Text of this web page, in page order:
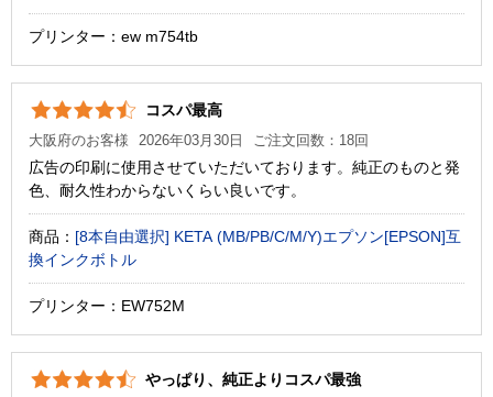
プリンター：ew m754tb
コスパ最高
大阪府のお客様 2026年03月30日 ご注文回数：18回
広告の印刷に使用させていただいております。純正のものと発
色、耐久性わからないくらい良いです。
商品： [8本自由選択] KETA (MB/PB/C/M/Y)エプソン[EPSON]互
換インクボトル
プリンター：EW752M
やっぱり、純正よりコスパ最強